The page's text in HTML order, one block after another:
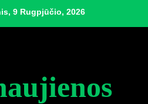
9 Rugpjūčio, 2026